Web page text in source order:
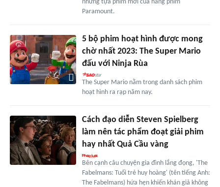
những tựa phim mới của hãng phim
Paramount.
5 bộ phim hoạt hình được mong
chờ nhất 2023: The Super Mario
đấu với Ninja Rùa
The Super Mario nằm trong danh sách phim
hoạt hình ra rạp năm nay.
Cách đạo diễn Steven Spielberg
làm nên tác phẩm đoạt giải phim
hay nhất Quả Cầu vàng
Bên cạnh câu chuyện gia đình lắng đọng, 'The
Fabelmans: Tuổi trẻ huy hoàng' (tên tiếng Anh:
The Fabelmans) hứa hẹn khiến khán giả không